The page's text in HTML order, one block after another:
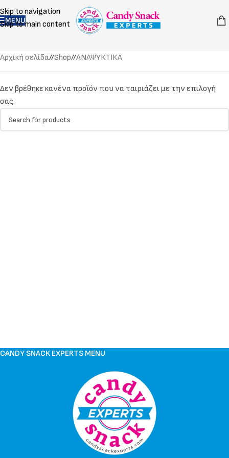
Skip to navigation
Skip to main content
MENU
Αρχική σελίδα/ Shop/ ΑΝΑΨΥΚΤΙΚΑ
Δεν βρέθηκε κανένα προϊόν που να ταιριάζει με την επιλογή
σας.
CANDY SNACK EXPERTS MENU